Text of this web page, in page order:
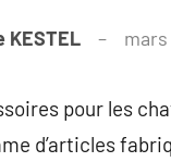
KESTEL mars
pour les
d’articles